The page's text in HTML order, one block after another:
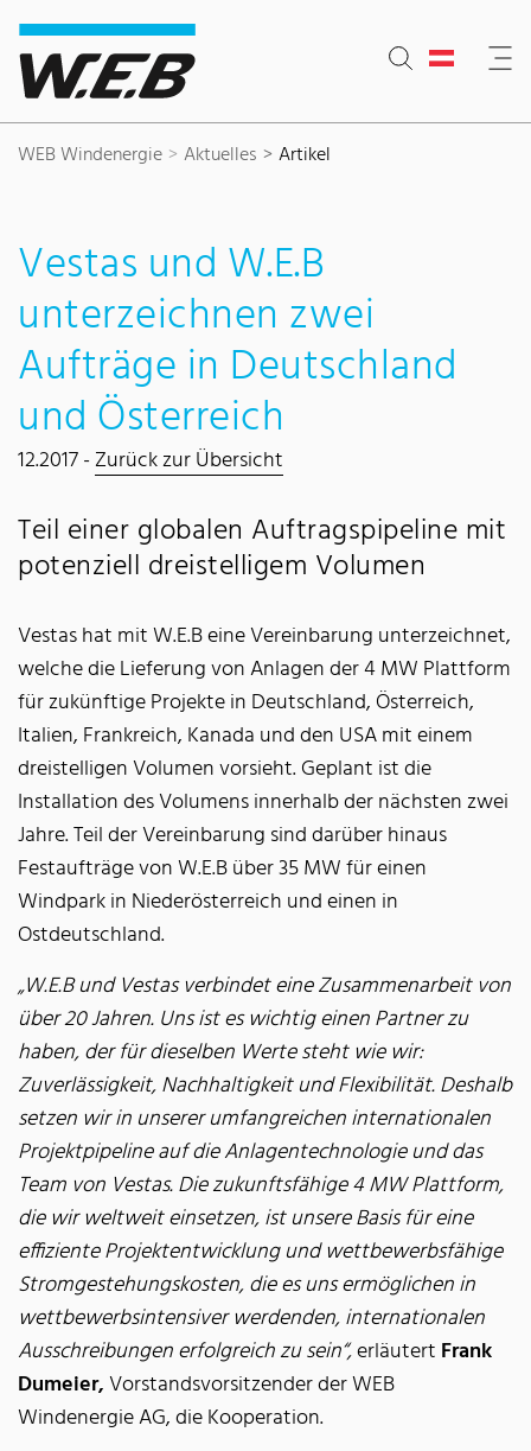
Inhaltsbereich
Suche
Hauptnavigation
Kontakt
Footer
WEB Windenergie Aktuelles Artikel
Vestas und W.E.B
unterzeichnen zwei
Aufträge in Deutschland
und Österreich
12.2017 -Zurück zur Übersicht
Teil einer globalen Auftragspipeline mit
potenziell dreistelligem Volumen
Vestas hat mit W.E.B eine Vereinbarung unterzeichnet,
welche die Lieferung von Anlagen der 4 MW Plattform
für zukünftige Projekte in Deutschland, Österreich,
Italien, Frankreich, Kanada und den USA mit einem
dreistelligen Volumen vorsieht. Geplant ist die
Installation des Volumens innerhalb der nächsten zwei
Jahre. Teil der Vereinbarung sind darüber hinaus
Festaufträge von W.E.B über 35 MW für einen
Windpark in Niederösterreich und einen in
Ostdeutschland.
„W.E.B und Vestas verbindet eine Zusammenarbeit von
über 20 Jahren. Uns ist es wichtig einen Partner zu
haben, der für dieselben Werte steht wie wir:
Zuverlässigkeit, Nachhaltigkeit und Flexibilität. Deshalb
setzen wir in unserer umfangreichen internationalen
Projektpipeline auf die Anlagentechnologie und das
Team von Vestas. Die zukunftsfähige 4 MW Plattform,
die wir weltweit einsetzen, ist unsere Basis für eine
effiziente Projektentwicklung und wettbewerbsfähige
Stromgestehungskosten, die es uns ermöglichen in
wettbewerbsintensiver werdenden, internationalen
Ausschreibungen erfolgreich zu sein“,erläutert Frank
Dumeier,Vorstandsvorsitzender der WEB
Windenergie AG, die Kooperation.